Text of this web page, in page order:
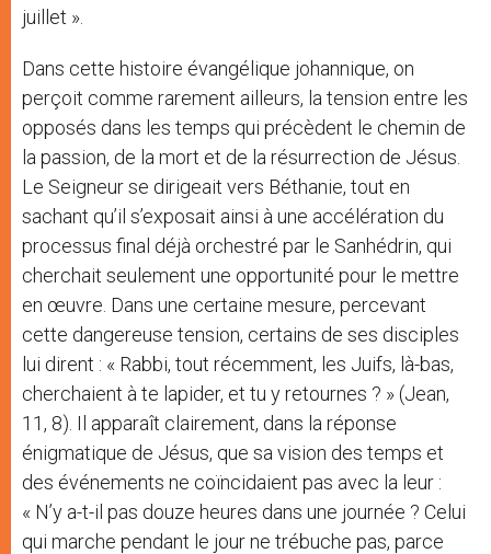
juillet ».
Dans cette histoire évangélique johannique, on
perçoit comme rarement ailleurs, la tension entre les
opposés dans les temps qui précèdent le chemin de
la passion, de la mort et de la résurrection de Jésus.
Le Seigneur se dirigeait vers Béthanie, tout en
sachant qu’il s’exposait ainsi à une accélération du
processus final déjà orchestré par le Sanhédrin, qui
cherchait seulement une opportunité pour le mettre
en œuvre. Dans une certaine mesure, percevant
cette dangereuse tension, certains de ses disciples
lui dirent : « Rabbi, tout récemment, les Juifs, là-bas,
cherchaient à te lapider, et tu y retournes ? » (Jean,
11, 8). Il apparaît clairement, dans la réponse
énigmatique de Jésus, que sa vision des temps et
des événements ne coïncidaient pas avec la leur :
« N’y a-t-il pas douze heures dans une journée ? Celui
qui marche pendant le jour ne trébuche pas, parce